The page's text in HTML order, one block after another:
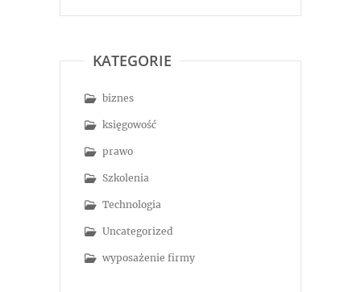
KATEGORIE
biznes
księgowość
prawo
Szkolenia
Technologia
Uncategorized
wyposażenie firmy